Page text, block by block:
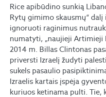
Rice apibūdino sunkią
Rytų gimimo skausmų“
ignoruoti raginimus
numatyti, „naujieji Artimieji
2014 m. Billas Clintonas
priversti Izraelį žudyti
sukels pasaulio
Izraelis kartais įspėja
kuriuos ketinama pulti. Tie,